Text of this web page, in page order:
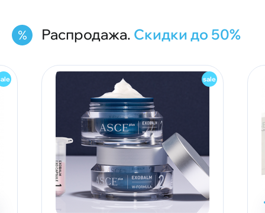
Распродажа. Скидки до 50%